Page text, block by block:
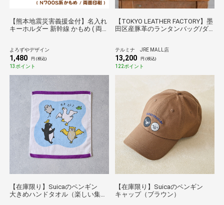
【熊本地震災害義援金付】名入れ
キーホルダー 新幹線 かもめ ( 両面
よろずやデザイン
1,480 円 (税込)
13ポイント
【TOKYO LEATHER FACTORY】墨
田区産豚革のランタンバッグ/ダ
テルミナ JRE MALL店
13,200 円 (税込)
122ポイント
【在庫限り】Suicaのペンギン
大きめハンドタオル（楽しい集
【在庫限り】Suicaのペンギン
キャップ（ブラウン）